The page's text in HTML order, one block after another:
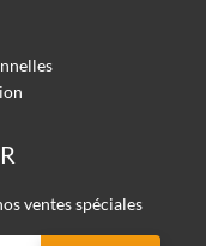
ventes spéciales